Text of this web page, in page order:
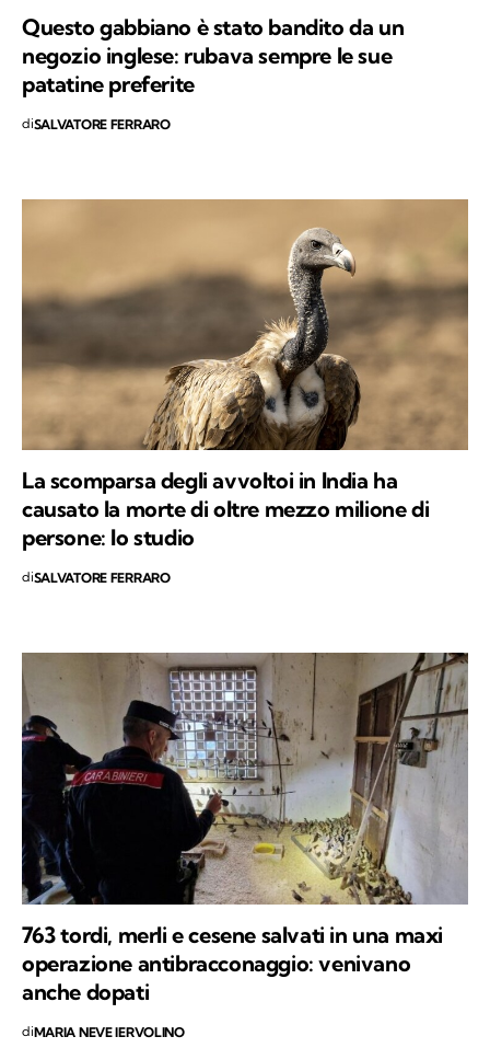
Questo gabbiano è stato bandito da un
negozio inglese: rubava sempre le sue
patatine preferite
diSALVATORE FERRARO
La scomparsa degli avvoltoi in India ha
causato la morte di oltre mezzo milione di
persone: lo studio
diSALVATORE FERRARO
763 tordi, merli e cesene salvati in una maxi
operazione antibracconaggio: venivano
anche dopati
diMARIA NEVE IERVOLINO